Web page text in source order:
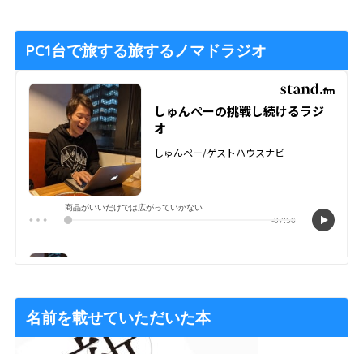
PC1台で旅する旅するノマドラジオ
名前を載せていただいた本